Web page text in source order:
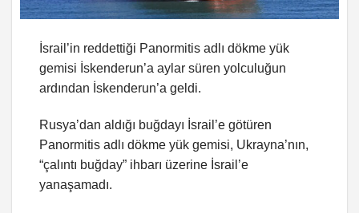
İsrail’in reddettiği Panormitis adlı dökme yük
gemisi İskenderun’a aylar süren yolculuğun
ardından İskenderun’a geldi.
Rusya’dan aldığı buğdayı İsrail’e götüren
Panormitis adlı dökme yük gemisi, Ukrayna’nın,
“çalıntı buğday” ihbarı üzerine İsrail’e
yanaşamadı.